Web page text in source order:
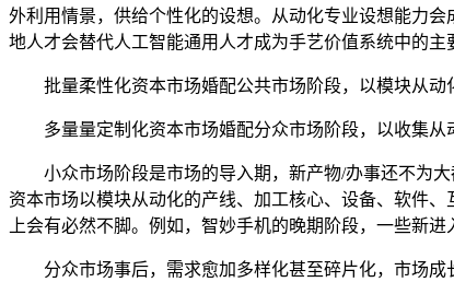
外利用情景，供给个性化的设想。从动化专业设想能力
地人才会替代人工智能通用人才成为手艺价值系统中的主
批量柔性化资本市场婚配公共市场阶段，以模块从动
多量量定制化资本市场婚配分众市场阶段，以收集从
小众市场阶段是市场的导入期，新产物/办事还不为大
资本市场以模块从动化的产线、加工核心、设备、软件
上会有必然不脚。例如，智妙手机的晚期阶段，一些新
分众市场事后，需求愈加多样化甚至碎片化，市场成